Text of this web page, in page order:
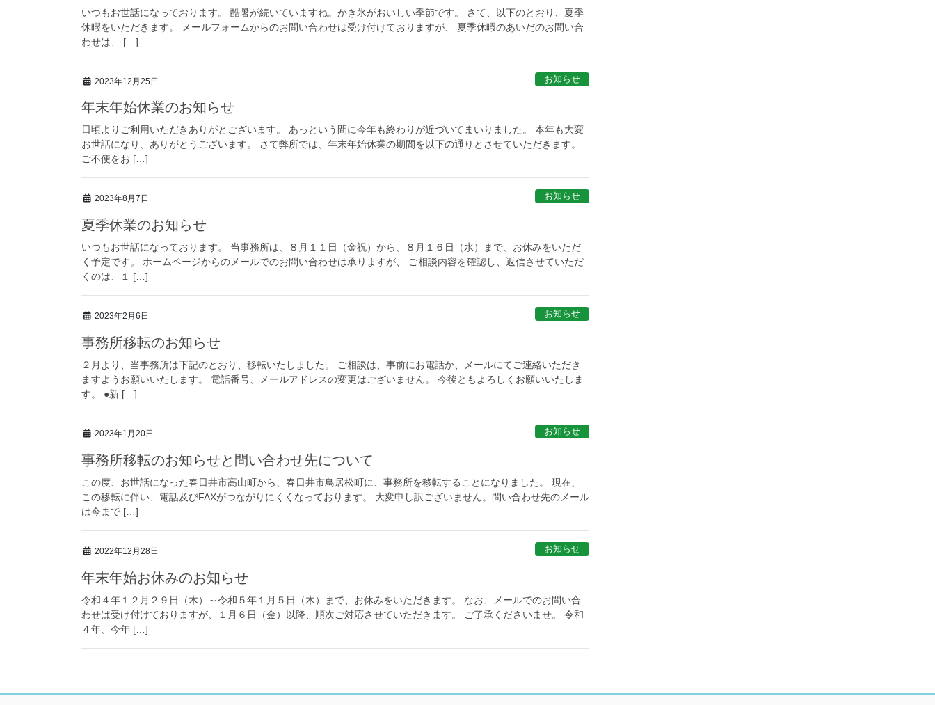
いつもお世話になっております。 酷暑が続いていますね。かき氷がおいしい季節です。 さて、以下のとおり、夏季
休暇をいただきます。 メールフォームからのお問い合わせは受け付けておりますが、 夏季休暇のあいだのお問い合
わせは、 […]
2023年12月25日 お知らせ
年末年始休業のお知らせ
日頃よりご利用いただきありがとございます。 あっという間に今年も終わりが近づいてまいりました。 本年も大変
お世話になり、ありがとうございます。 さて弊所では、年末年始休業の期間を以下の通りとさせていただきます。
ご不便をお […]
2023年8月7日 お知らせ
夏季休業のお知らせ
いつもお世話になっております。 当事務所は、８月１１日（金祝）から、８月１６日（水）まで、お休みをいただ
く予定です。 ホームページからのメールでのお問い合わせは承りますが、 ご相談内容を確認し、返信させていただ
くのは、１ […]
2023年2月6日 お知らせ
事務所移転のお知らせ
２月より、当事務所は下記のとおり、移転いたしました。 ご相談は、事前にお電話か、メールにてご連絡いただき
ますようお願いいたします。 電話番号、メールアドレスの変更はございません。 今後ともよろしくお願いいたしま
す。 ●新 […]
2023年1月20日 お知らせ
事務所移転のお知らせと問い合わせ先について
この度、お世話になった春日井市高山町から、春日井市鳥居松町に、事務所を移転することになりました。 現在、
この移転に伴い、電話及びFAXがつながりにくくなっております。 大変申し訳ございません。問い合わせ先のメール
は今まで […]
2022年12月28日 お知らせ
年末年始お休みのお知らせ
令和４年１２月２９日（木）～令和５年１月５日（木）まで、お休みをいただきます。 なお、メールでのお問い合
わせは受け付けておりますが、１月６日（金）以降、順次ご対応させていただきます。 ご了承くださいませ。 令和
４年、今年 […]